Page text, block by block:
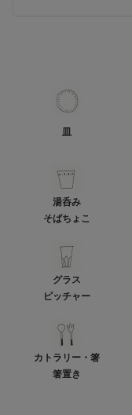
皿
湯呑み
そばちょこ
グラス
ピッチャー
カトラリー・箸
箸置き